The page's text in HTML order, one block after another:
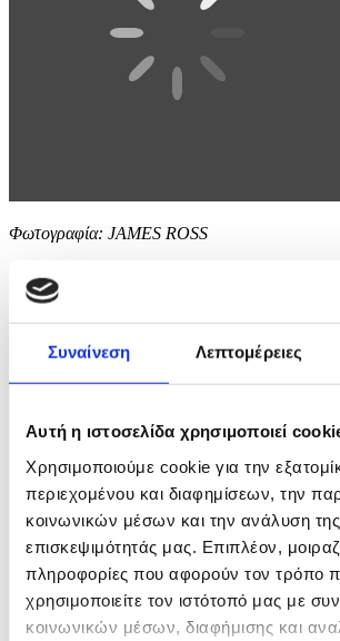
Συναίνεση Λεπτομέρειες
Αυτή η ιστοσελίδα χρησιμοποιεί
Χρησιμοποιούμε cookie για την
περιεχομένου και διαφημίσεων, την
κοινωνικών μέσων και την ανάλυση της
επισκεψιμότητάς μας. Επιπλέον,
πληροφορίες που αφορούν τον τρόπο
χρησιμοποιείτε τον ιστότοπό μας με
κοινωνικών μέσων, διαφήμισης και
Φωτογραφία: JAMES ROSS
epa12826584 Denmark's Queen Mary reacts
in Melbourne, Australia, 17 March 2026. The
Australia from 14 March until 19 March 2026.